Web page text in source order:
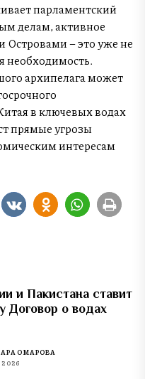
парламентский
делам, активное
Островами – это уже не
необходимость.
архипелага может
в ключевых водах
прямые угрозы
интересам
и Пакистана ставит
Договор о водах
ОМАРОВА